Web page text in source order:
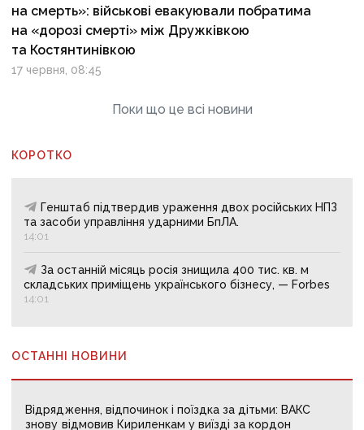
на смерть»: військові евакуювали побратима
на «дорозі смерті» між Дружківкою
та Костянтинівкою
17 червня, 08:45
Поки що це всі новини
КОРОТКО
Генштаб підтвердив ураження двох російських НПЗ
та засоби управління ударними БпЛА.
14:01
За останній місяць росія знищила 400 тис. кв. м
складських приміщень українського бізнесу, — Forbes
14:01
ОСТАННІ НОВИНИ
Відрядження, відпочинок і поїздка за дітьми: ВАКС
знову відмовив Кириленкам у виїзді за кордон